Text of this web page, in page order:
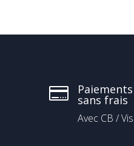
 sans frais
Avec CB /